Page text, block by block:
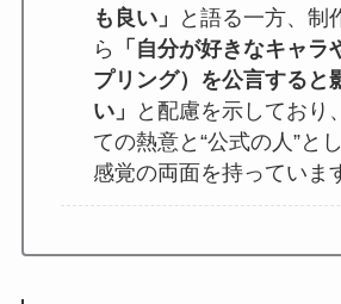
も良い」
と語る一方、制
ら
「自分が好きなキャラ
プリング）を公言すると
い」
と配慮を示しており
ての熱意と“公式の人”と
感覚の両面を持っていま